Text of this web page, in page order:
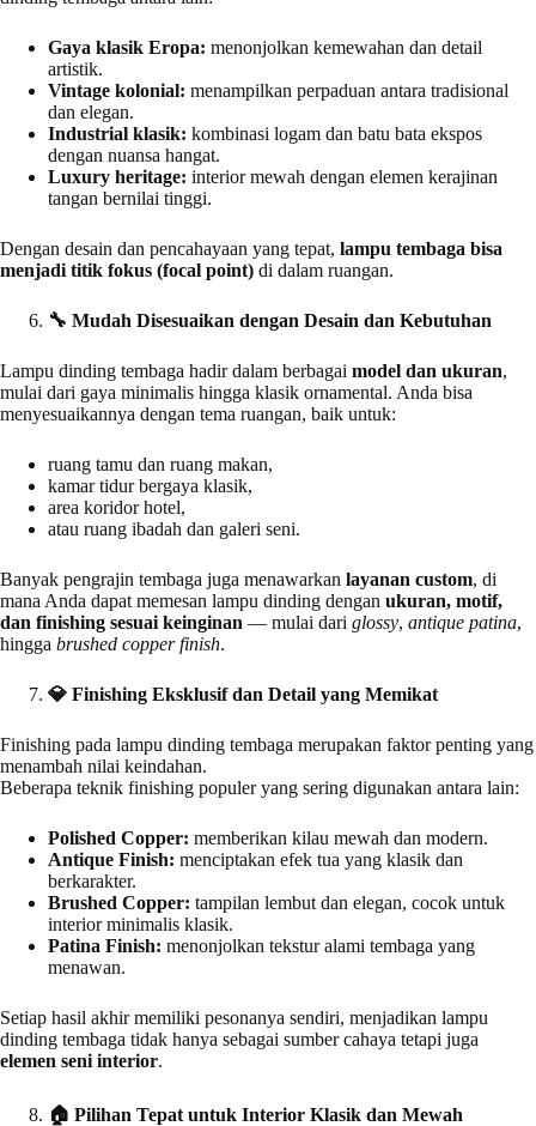
Gaya klasik Eropa: menonjolkan kemewahan dan detail
artistik.
Vintage kolonial: menampilkan perpaduan antara tradisional
dan elegan.
Industrial klasik: kombinasi logam dan batu bata ekspos
dengan nuansa hangat.
Luxury heritage: interior mewah dengan elemen kerajinan
tangan bernilai tinggi.
Dengan desain dan pencahayaan yang tepat, lampu tembaga bisa
menjadi titik fokus (focal point) di dalam ruangan.
🔧 Mudah Disesuaikan dengan Desain dan Kebutuhan
Lampu dinding tembaga hadir dalam berbagai model dan ukuran,
mulai dari gaya minimalis hingga klasik ornamental. Anda bisa
menyesuaikannya dengan tema ruangan, baik untuk:
ruang tamu dan ruang makan,
kamar tidur bergaya klasik,
area koridor hotel,
atau ruang ibadah dan galeri seni.
Banyak pengrajin tembaga juga menawarkan layanan custom, di
mana Anda dapat memesan lampu dinding dengan ukuran, motif,
dan finishing sesuai keinginan — mulai dari glossy, antique patina,
hingga brushed copper finish.
💎 Finishing Eksklusif dan Detail yang Memikat
Finishing pada lampu dinding tembaga merupakan faktor penting yang
menambah nilai keindahan.
Beberapa teknik finishing populer yang sering digunakan antara lain:
Polished Copper: memberikan kilau mewah dan modern.
Antique Finish: menciptakan efek tua yang klasik dan
berkarakter.
Brushed Copper: tampilan lembut dan elegan, cocok untuk
interior minimalis klasik.
Patina Finish: menonjolkan tekstur alami tembaga yang
menawan.
Setiap hasil akhir memiliki pesonanya sendiri, menjadikan lampu
dinding tembaga tidak hanya sebagai sumber cahaya tetapi juga
elemen seni interior.
🏠 Pilihan Tepat untuk Interior Klasik dan Mewah